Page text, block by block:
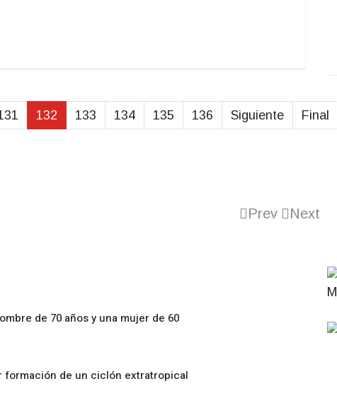
132 133 134 135 136 Siguiente Final
Prev Next
de 70 años y una mujer de 60
formación de un ciclón extratropical